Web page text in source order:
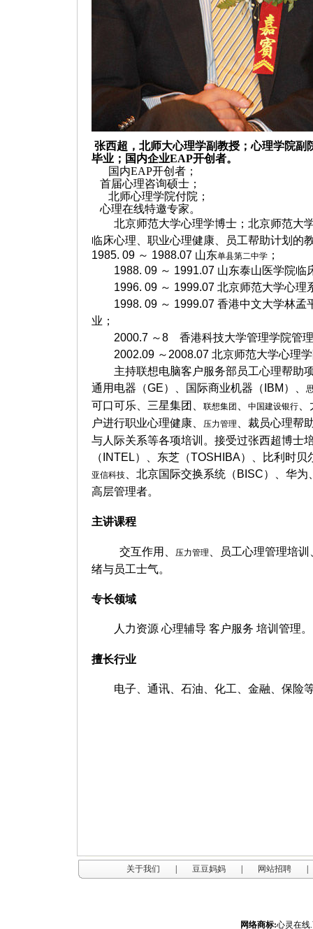
张西超，北师大心理学副教授；心理学院副
毕业；国内企业EAP开创者。
国内EAP开创者；
首届心理咨询硕士；
北师心理学院付院；
心理在线特邀专家。
北京师范大学心理学博士；北京师范大
临床心理、职业心理健康、员工帮助计划的
1985. 09 ～ 1988.07 山东单县第二中学；
1988. 09 ～ 1991.07 山东泰山医学院临
1996. 09 ～ 1999.07 北京师范大学心理
1998. 09 ～ 1999.07 香港中文大学林孟
业；
2000.7 ～8香港科技大学管理学院管理
2002.09 ～ 2008.07 北京师范大学心理
主持联想电脑客户服务部员工心理帮助
通用电器（GE）、国际商业机器（ IBM ）、
可口可乐、三星集团、 联想集团 中国建设银行、
户进行职业心理健康、
压力管理
、裁员心理帮
与人际关系等各项培训。接受过张西超博士
（ INTEL）、东芝（TOSHIBA）、比利时贝
亚信科技、北京国际交换系统（ BISC）、华为
高层管理者。
主讲课程
交互作用、 压力管理
、员工心理管理培
绪与员工士气。
专长领域
人力资源 心理辅导 客户服务 培训管理。
擅长行业
电子、通讯、石油、化工、金融、保险
关于我们 豆豆妈妈 网站招聘
网络商标:心灵在线